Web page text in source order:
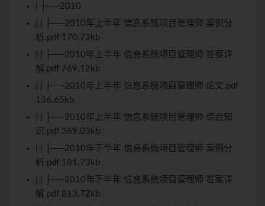
| ├──2010
| | ├──2010年上半年 信息系统项目管理师 案例分
析.pdf 170.73kb
| | ├──2010年上半年 信息系统项目管理师 答案详
解.pdf 769.12kb
| | ├──2010年上半年 信息系统项目管理师 论文.pdf
136.65kb
| | ├──2010年上半年 信息系统项目管理师 综合知
识.pdf 369.03kb
| | ├──2010年下半年 信息系统项目管理师 案例分
析.pdf 181.73kb
| | ├──2010年下半年 信息系统项目管理师 答案详
解.pdf 813.72kb